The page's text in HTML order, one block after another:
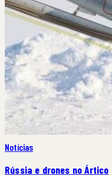
Notícias
Rússia e drones no Ártico